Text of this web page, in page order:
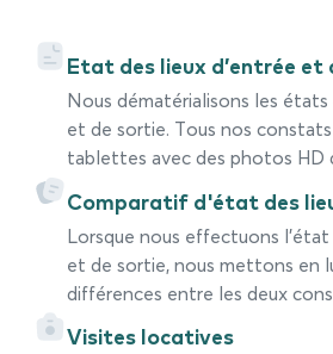
Etat des lieux d’entrée et
Nous dématérialisons les états
et de sortie. Tous nos
tablettes avec des photos HD
Comparatif d'état des
Lorsque nous effectuons l’état
et de sortie, nous mettons en
différences entre les deux
Visites locatives